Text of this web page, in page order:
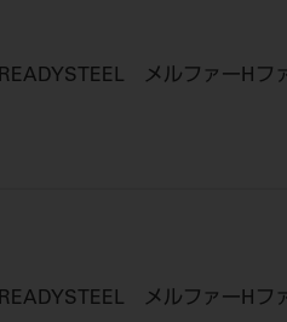
READYSTEEL メルファーH
READYSTEEL メルファーH